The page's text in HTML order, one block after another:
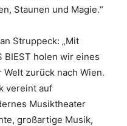
Staunen und Magie.“
Struppeck: „Mit
BIEST holen wir eines
zurück nach Wien.
vereint auf
Musiktheater
großartige Musik,